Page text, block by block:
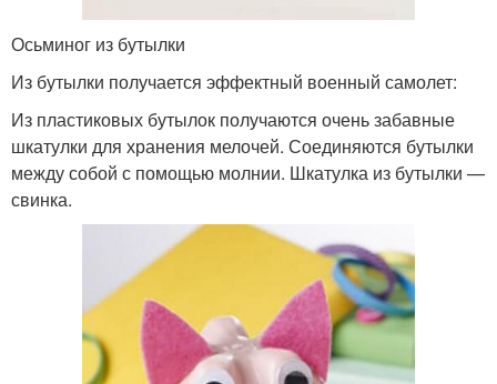
Осьминог из бутылки
Из бутылки получается эффектный военный самолет:
Из пластиковых бутылок получаются очень забавные
шкатулки для хранения мелочей. Соединяются бутылки
между собой с помощью молнии. Шкатулка из бутылки —
свинка.